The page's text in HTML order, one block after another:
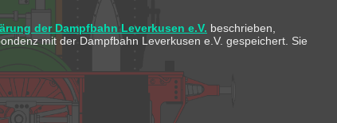
der Dampfbahn Leverkusen e.V. beschrieben,
mit der Dampfbahn Leverkusen e.V. gespeichert. Sie